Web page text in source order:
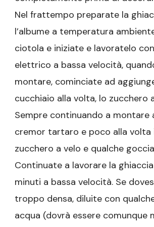
Nel frattempo preparate la
l’albume a temperatura
ciotola e iniziate e lavoratelo
elettrico a bassa velocità,
montare, cominciate ad
cucchiaio alla volta, lo zucchero
Sempre continuando a montare
cremor tartaro e poco alla volta
zucchero a velo e qualche
Continuate a lavorare la
minuti a bassa velocità. Se
troppo densa, diluite con
acqua (dovrà essere comunque